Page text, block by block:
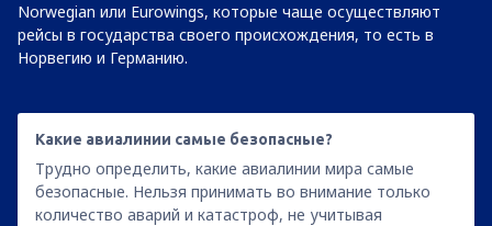
Norwegian или Eurowings, которые чаще осуществляют
рейсы в государства своего происхождения, то есть в
Норвегию и Германию.
Какие авиалинии самые безопасные?
Трудно определить, какие авиалинии мира самые
безопасные. Нельзя принимать во внимание только
количество аварий и катастроф, не учитывая